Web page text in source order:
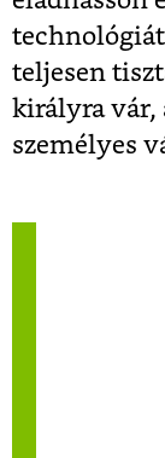
teljesen
királyra vár,
személyes